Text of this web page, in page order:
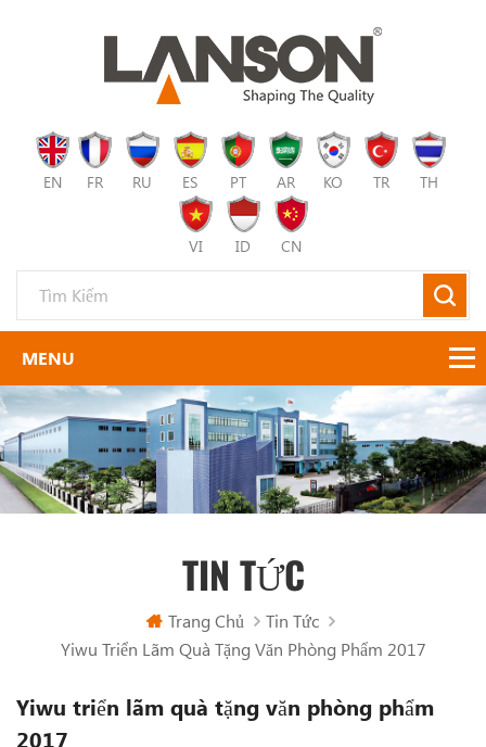
EN FR RU ES PT AR KO TR TH
VI ID CN
TIN TỨC
Trang Chủ
Tin Tức
Yiwu Triển Lãm Quà Tặng Văn Phòng Phẩm 2017
Yiwu triển lãm quà tặng văn phòng phẩm
2017